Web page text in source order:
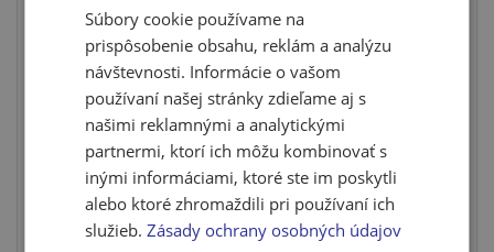
Brúsny kotúč 120, 5 ks
Súbory cookie používame na
prispôsobenie obsahu, reklám a analýzu
návštevnosti. Informácie o vašom
používaní našej stránky zdieľame aj s
našimi reklamnými a analytickými
partnermi, ktorí ich môžu kombinovať s
inými informáciami, ktoré ste im poskytli
alebo ktoré zhromaždili pri používaní ich
služieb.Zásady ochrany osobných údajov